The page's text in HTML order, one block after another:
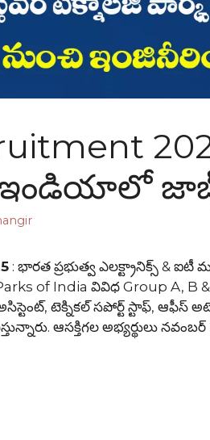
ఇండియాలో
: భారత ప్రభుత్వ ఎలక్ట్రానిక్స్ & ఐటీ
of India వివిధ Group A, B
టెక్నికల్ సపోర్ట్ స్టాఫ్, ఆఫీస్
ఆసక్తిగల అభ్యర్థులు